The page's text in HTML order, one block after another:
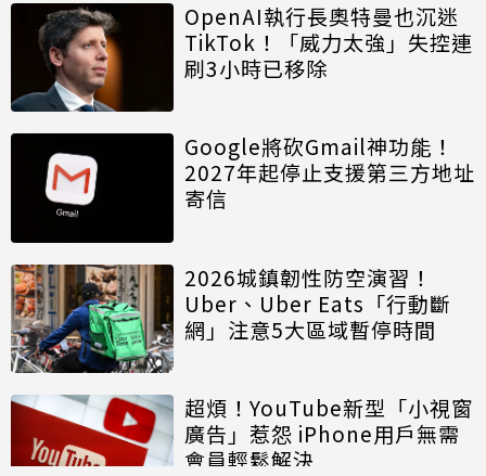
OpenAI執行長奧特曼也沉迷
TikTok！「威力太強」失控連
刷3小時已移除
Google將砍Gmail神功能！
2027年起停止支援第三方地址
寄信
2026城鎮韌性防空演習！
Uber、Uber Eats「行動斷
網」注意5大區域暫停時間
超煩！YouTube新型「小視窗
廣告」惹怨 iPhone用戶無需
會員輕鬆解決